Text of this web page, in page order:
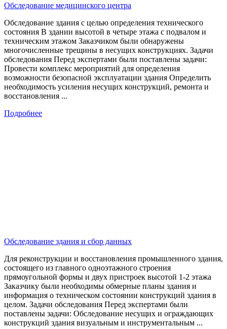
Обследование медицинского центра
Обследование здания с целью определения технического
состояния В здании высотой в четыре этажа с подвалом и
техническим этажом Заказчиком были обнаружены
многочисленные трещины в несущих конструкциях. Задачи
обследования Перед экспертами были поставлены задачи:
Провести комплекс мероприятий для определения
возможности безопасной эксплуатации здания Определить
необходимость усиления несущих конструкций, ремонта и
восстановления ...
Подробнее
Обследование здания и сбор данных
Для реконструкции и восстановления промышленного здания,
состоящего из главного одноэтажного строения
прямоугольной формы и двух пристроек высотой 1-2 этажа
Заказчику были необходимы обмерные планы здания и
информация о техническом состоянии конструкций здания в
целом. Задачи обследования Перед экспертами были
поставлены задачи: Обследование несущих и ограждающих
конструкций здания визуальным и инструментальным ...